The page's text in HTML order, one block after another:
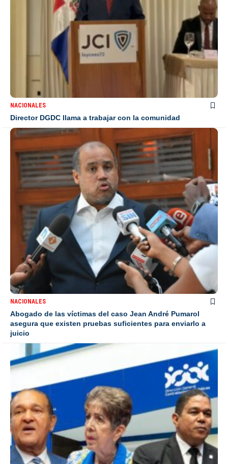
NACIONALES
Director DGDC llama a trabajar con la comunidad
NACIONALES
Abogado de las víctimas del caso Jean André Pumarol
asegura que existen pruebas suficientes para enviarlo a
juicio